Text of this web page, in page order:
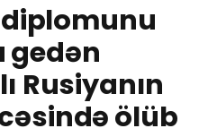
gedən
Rusiyanın
ölüb